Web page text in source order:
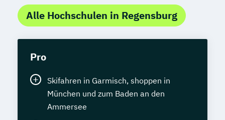
Alle Hochschulen in Regensburg
Pro
Skifahren in Garmisch, shoppen in
München und zum Baden an den
Ammersee